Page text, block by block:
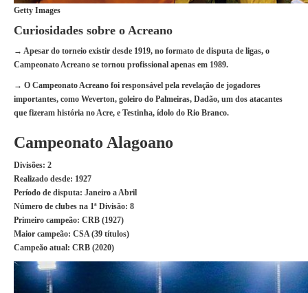
Getty Images
Curiosidades sobre o Acreano
→ Apesar do torneio existir desde 1919, no formato de disputa de ligas, o
Campeonato Acreano se tornou profissional apenas em 1989.
→ O Campeonato Acreano foi responsável pela revelação de jogadores
importantes, como Weverton, goleiro do Palmeiras, Dadão, um dos atacantes
que fizeram história no Acre, e Testinha, ídolo do Rio Branco.
Campeonato Alagoano
Divisões: 2
Realizado desde: 1927
Período de disputa: Janeiro a Abril
Número de clubes na 1ª Divisão: 8
Primeiro campeão: CRB (1927)
Maior campeão: CSA (39 títulos)
Campeão atual: CRB (2020)